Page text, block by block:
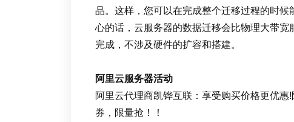
品。这样，您可以在完成整个迁移过程的时
心的话，云服务器的数据迁移会比物理大带
完成，不涉及硬件的扩容和搭建。
阿里云服务器活动
阿里云代理商凯铧互联：享受购买价格更优
券，限量抢！！